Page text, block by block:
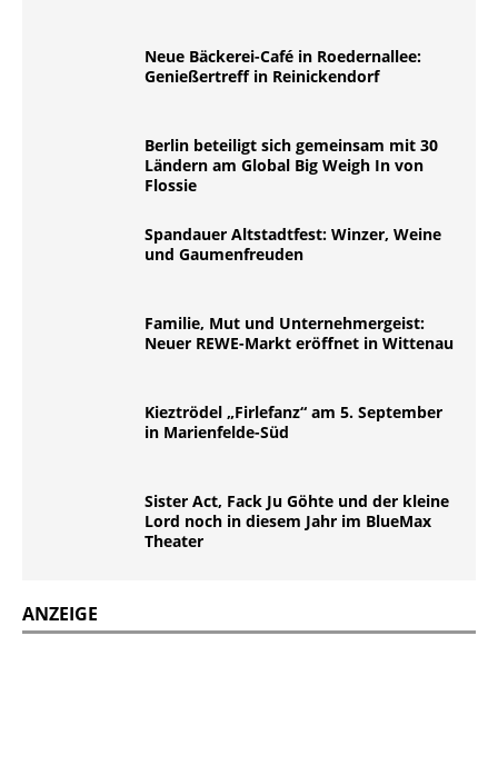
Neue Bäckerei-Café in Roedernallee:
Genießertreff in Reinickendorf
Berlin beteiligt sich gemeinsam mit 30
Ländern am Global Big Weigh In von
Flossie
Spandauer Altstadtfest: Winzer, Weine
und Gaumenfreuden
Familie, Mut und Unternehmergeist:
Neuer REWE-Markt eröffnet in Wittenau
Kieztrödel „Firlefanz“ am 5. September
in Marienfelde-Süd
Sister Act, Fack Ju Göhte und der kleine
Lord noch in diesem Jahr im BlueMax
Theater
ANZEIGE